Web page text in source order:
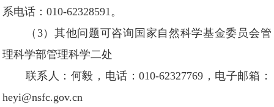
系电话：010-62328591。
（3）其他问题可咨询国家自然科学基金委员会管
理科学部管理科学二处
联系人：何毅，电话：010-62327769，电子邮箱：
heyi@nsfc.gov.cn